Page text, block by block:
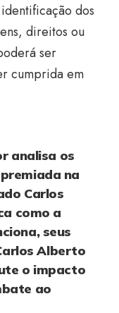
dos
direitos ou
ser
cumprida em
analisa os
na
Carlos
como a
seus
Alberto
o impacto
ao